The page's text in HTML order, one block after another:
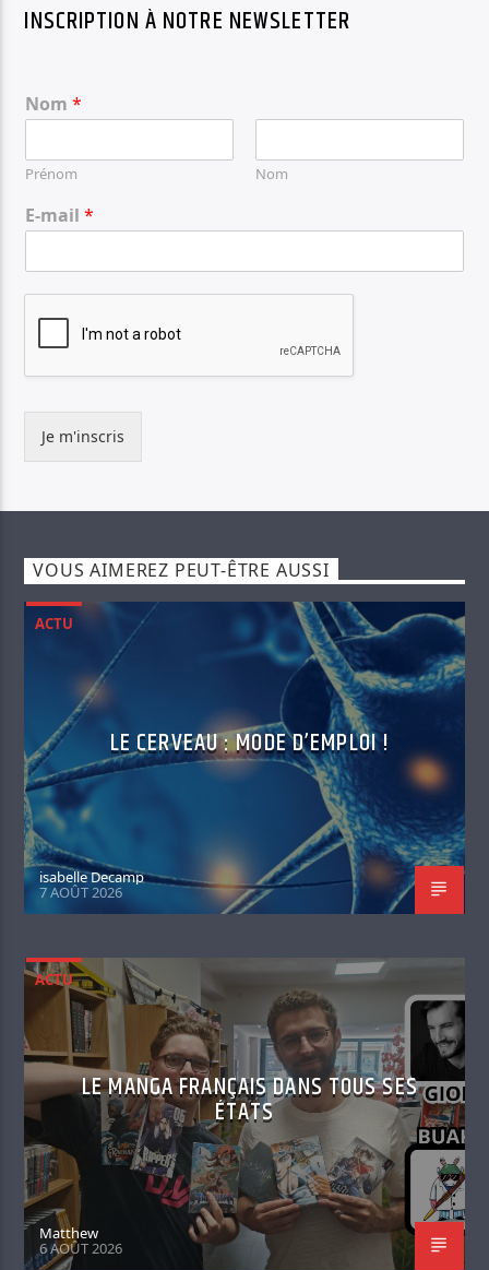
INSCRIPTION À NOTRE NEWSLETTER
Nom*
Prénom Nom
E-mail*
Je m'inscris
VOUS AIMEREZ PEUT-ÊTRE AUSSI
ACTU
LE CERVEAU : MODE D’EMPLOI !
isabelle Decamp
7 AOÛT 2026
ACTU
LE MANGA FRANÇAIS DANS TOUS SES
ÉTATS
Matthew
6 AOÛT 2026